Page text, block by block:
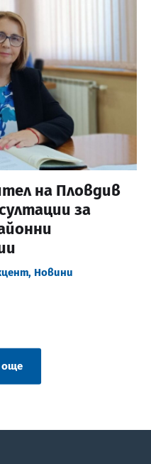
на Пловдив
за
, Новини
още